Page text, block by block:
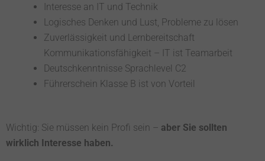
Interesse an IT und Technik
Logisches Denken und Lust, Probleme zu lösen
Zuverlässigkeit und Lernbereitschaft
Kommunikationsfähigkeit – IT ist Teamarbeit
Deutschkenntnisse Sprachlevel C2
Führerschein Klasse B ist von Vorteil
Wichtig: Sie müssen kein Profi sein – aber Sie sollten
wirklich Interesse haben.